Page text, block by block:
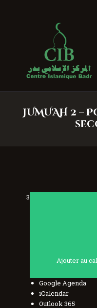
JUMU'AH 2
Centre
Accueil
À propos
Services
Faire un don
3
Ajouter au
Google Agenda
iCalendar
Outlook 365